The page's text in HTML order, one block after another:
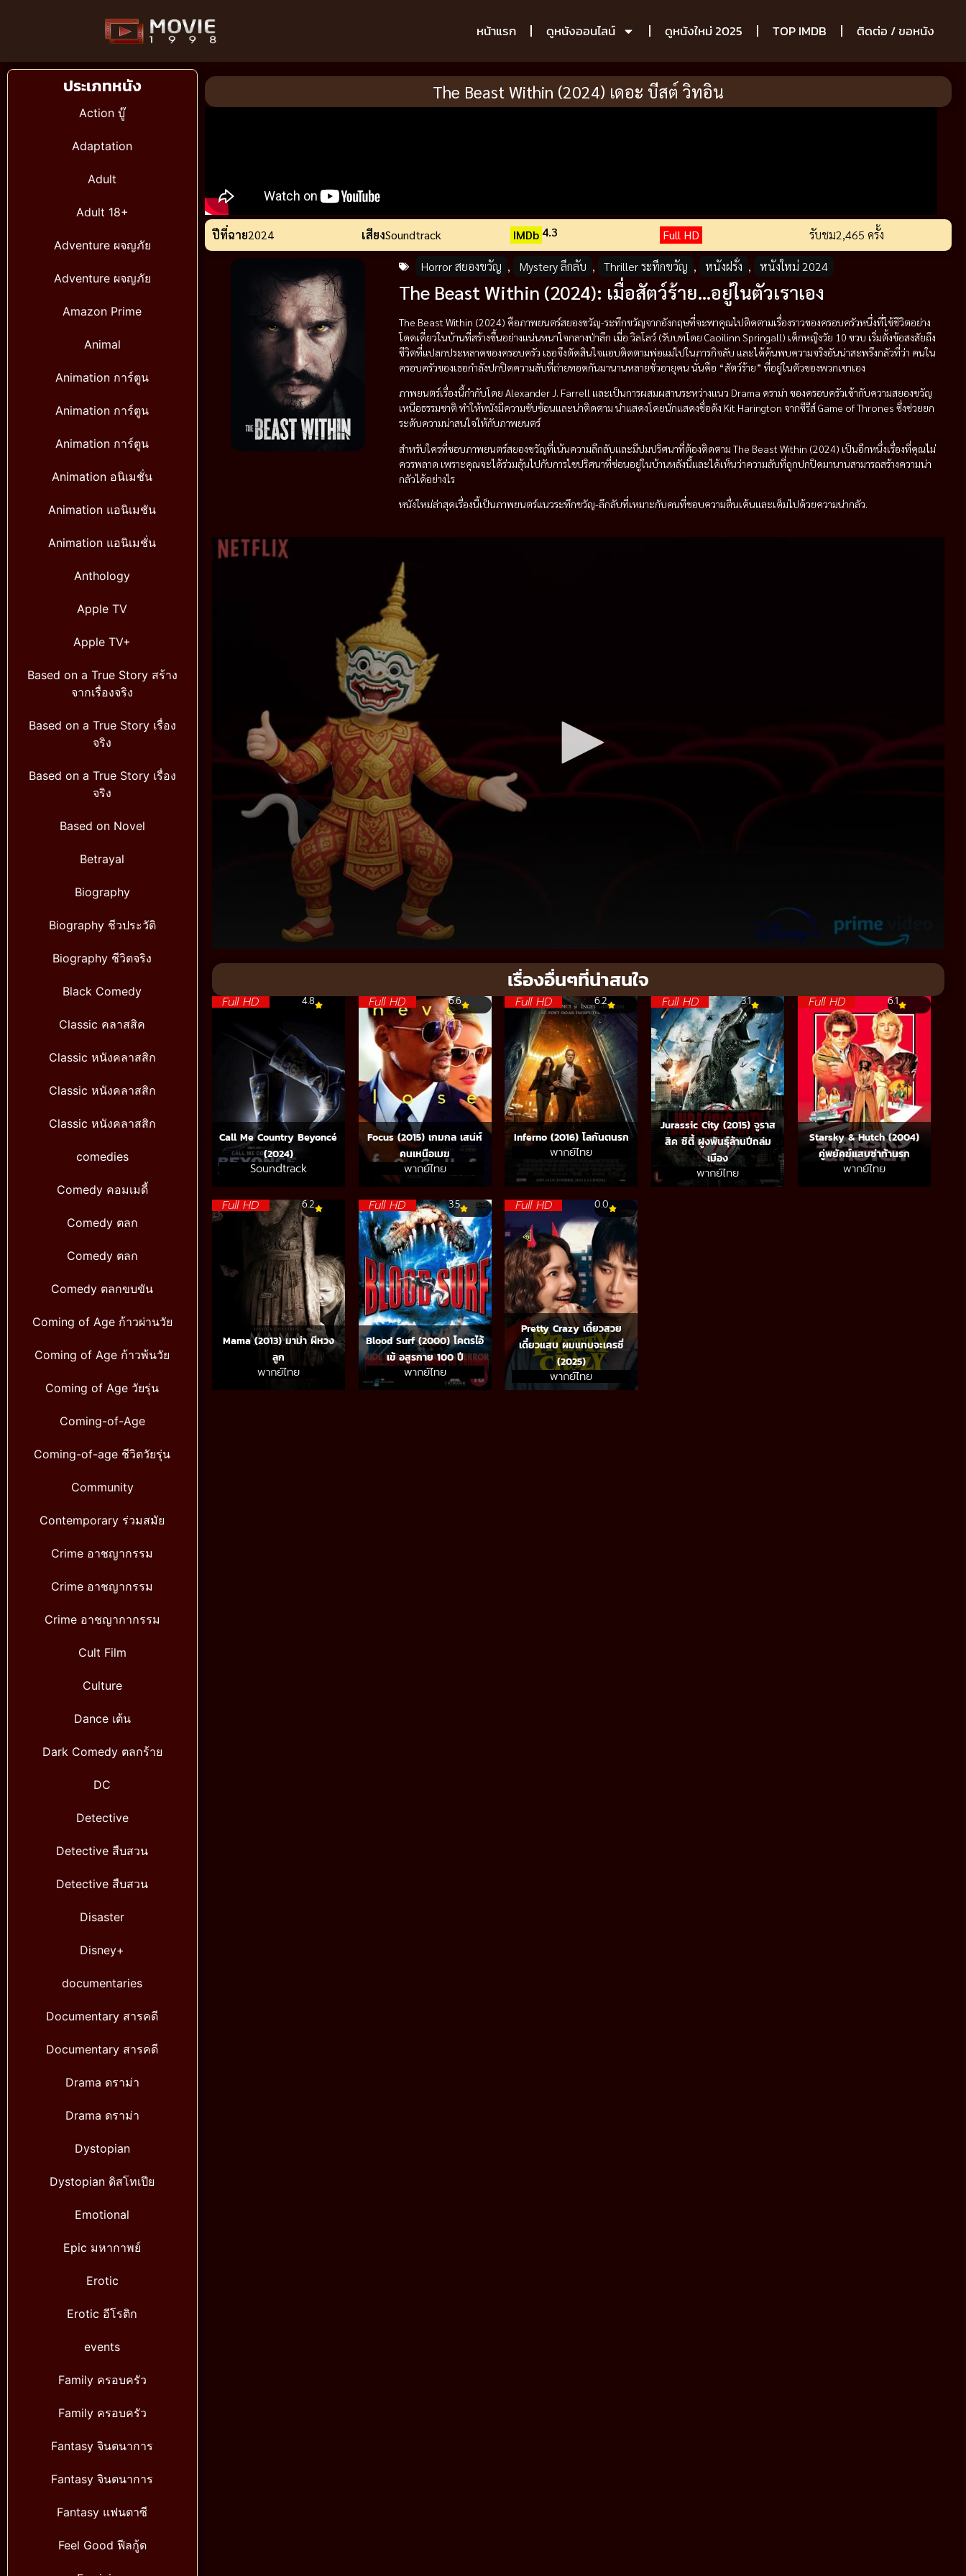
หน้าแรก ดูหนังออนไลน์ ดูหนังใหม่ 2025 TOP IMDB ติดต่อ / ขอหนัง
ประเภทหนัง
Action บู๊
Adaptation
Adult
Adult 18+
Adventure ผจญภัย
Adventure ผจญภัย
Amazon Prime
Animal
Animation การ์ตูน
Animation การ์ตูน
Animation การ์ตูน
Animation อนิเมชั่น
Animation แอนิเมชัน
Animation แอนิเมชั่น
Anthology
Apple TV
Apple TV+
Based on a True Story สร้าง
จากเรื่องจริง
Based on a True Story เรื่อง
จริง
Based on a True Story เรื่อง
จริง
Based on Novel
Betrayal
Biography
Biography ชีวประวัติ
Biography ชีวิตจริง
Black Comedy
Classic คลาสสิค
Classic หนังคลาสสิก
Classic หนังคลาสสิก
Classic หนังคลาสสิก
comedies
Comedy คอมเมดี้
Comedy ตลก
Comedy ตลก
Comedy ตลกขบขัน
Coming of Age ก้าวผ่านวัย
Coming of Age ก้าวพ้นวัย
Coming of Age วัยรุ่น
Coming-of-Age
Coming-of-age ชีวิตวัยรุ่น
Community
Contemporary ร่วมสมัย
Crime อาชญากรรม
Crime อาชญากรรม
Crime อาชญากากรรม
Cult Film
Culture
Dance เต้น
Dark Comedy ตลกร้าย
DC
Detective
Detective สืบสวน
Detective สืบสวน
Disaster
Disney+
documentaries
Documentary สารคดี
Documentary สารคดี
Drama ดราม่า
Drama ดราม่า
Dystopian
Dystopian ดิสโทเปีย
Emotional
Epic มหากาพย์
Erotic
Erotic อีโรติก
events
Family ครอบครัว
Family ครอบครัว
Fantasy จินตนาการ
Fantasy จินตนาการ
Fantasy แฟนตาซี
Feel Good ฟีลกู้ด
The Beast Within (2024) เดอะ บีสต์ วิทอิน
ปีที่ฉาย2024 เสียงSoundtrack IMDb 4.3 Full HD รับชม2,465 ครั้ง
Horror สยองขวัญ , Mystery ลึกลับ , Thriller ระทึกขวัญ , หนังฝรั่ง , หนังใหม่ 2024
The Beast Within (2024): เมื่อสัตว์ร้าย…อยู่ในตัวเราเอง
The Beast Within (2024) คือภาพยนตร์สยองขวัญ-ระทึกขวัญจากอังกฤษที่จะพาคุณไปติดตามเรื่องราวของครอบครัวหนึ่งที่ใช้ชีวิตอย่าง
โดดเดี่ยวในบ้านที่สร้างขึ้นอย่างแน่นหนาใจกลางป่าลึก เมื่อ วิลโลว์ (รับบทโดย Caoilinn Springall) เด็กหญิงวัย 10 ขวบ เริ่มตั้งข้อสงสัยถึง
ชีวิตที่แปลกประหลาดของครอบครัว เธอจึงตัดสินใจแอบติดตามพ่อแม่ไปในภารกิจลับ และได้ค้นพบความจริงอันน่าสะพรึงกลัวที่ว่า คนใน
ครอบครัวของเธอกำลังปกปิดความลับที่ถ่ายทอดกันมานานหลายชั่วอายุคน นั่นคือ “สัตว์ร้าย” ที่อยู่ในตัวของพวกเขาเอง
ภาพยนตร์เรื่องนี้กำกับโดย Alexander J. Farrell และเป็นการผสมผสานระหว่างแนว Drama ดราม่า ของครอบครัวเข้ากับความสยองขวัญ
เหนือธรรมชาติ ทำให้หนังมีความซับซ้อนและน่าติดตาม นำแสดงโดยนักแสดงชื่อดัง Kit Harington จากซีรีส์ Game of Thrones ซึ่งช่วยยก
ระดับความน่าสนใจให้กับภาพยนตร์
สำหรับใครที่ชอบภาพยนตร์สยองขวัญที่เน้นความลึกลับและมีปมปริศนาที่ต้องติดตาม The Beast Within (2024) เป็นอีกหนึ่งเรื่องที่คุณไม่
ควรพลาด เพราะคุณจะได้ร่วมลุ้นไปกับการไขปริศนาที่ซ่อนอยู่ในบ้านหลังนี้และได้เห็นว่าความลับที่ถูกปกปิดมานานสามารถสร้างความน่า
กลัวได้อย่างไร
หนังใหม่ล่าสุดเรื่องนี้เป็นภาพยนตร์แนวระทึกขวัญ-ลึกลับที่เหมาะกับคนที่ชอบความตื่นเต้นและเต็มไปด้วยความน่ากลัว.
90%
เรื่องอื่นๆที่น่าสนใจ
Full HD 4.8
Call Me Country Beyoncé
(2024)
Soundtrack
Full HD 6.6
Focus (2015) เกมกล เสน่ห์
คนเหนือเมฆ
พากย์ไทย
Full HD 6.2
Inferno (2016) โลกันตนรก
พากย์ไทย
Full HD 3.1
Jurassic City (2015) จูราส
สิค ซิตี้ ฝูงพันธุ์ล้านปีถล่ม
เมือง
พากย์ไทย
Full HD 6.1
Starsky & Hutch (2004)
คู่พยัคฆ์แสบซ่าท้านรก
พากย์ไทย
Full HD 6.2
Mama (2013) มาม่า ผีหวง
ลูก
พากย์ไทย
Full HD 3.5
Blood Surf (2000) โคตรไอ้
เข้ อสูรกาย 100 ปี
พากย์ไทย
Full HD 0.0
Pretty Crazy เดี๋ยวสวย
เดี๋ยวแสบ ผมแทบจะเครซี่
(2025)
พากย์ไทย